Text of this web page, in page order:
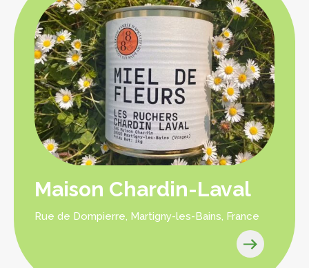
Maison Chardin-Laval
Rue de Dompierre, Martigny-les-Bains, France